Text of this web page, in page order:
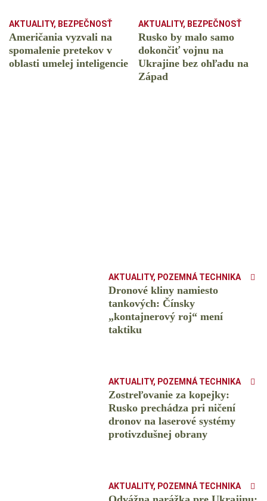
AKTUALITY, BEZPEČNOSŤ
Američania vyzvali na
spomalenie pretekov v
oblasti umelej inteligencie
AKTUALITY, BEZPEČNOSŤ
Rusko by malo samo
dokončiť vojnu na
Ukrajine bez ohľadu na
Západ
AKTUALITY, POZEMNÁ TECHNIKA
Dronové kliny namiesto
tankových: Čínsky
️„kontajnerový roj“ mení
taktiku
AKTUALITY, POZEMNÁ TECHNIKA
Zostreľovanie za kopejky:
Rusko prechádza pri ničení
dronov na laserové systémy
protivzdušnej obrany
AKTUALITY, POZEMNÁ TECHNIKA